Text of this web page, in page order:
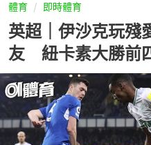
體育 即時體育
英超｜伊沙克玩殘
友 紐卡素大勝前